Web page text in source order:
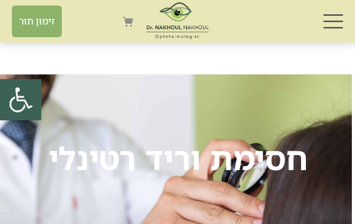
פתח
זימון תור
חסימת וריד רטינלי